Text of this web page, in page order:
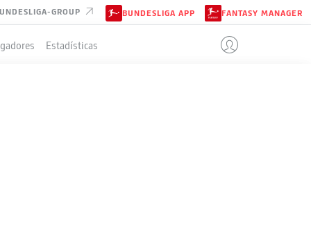
GROUP BUNDESLIGA APP FANTASY MANAGER
Estadísticas